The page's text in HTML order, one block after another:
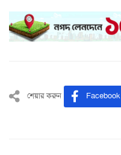
শেয়ার করুন Facebook